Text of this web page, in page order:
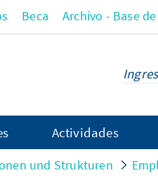
Beca Archivo - Base
Actividades
und Strukturen